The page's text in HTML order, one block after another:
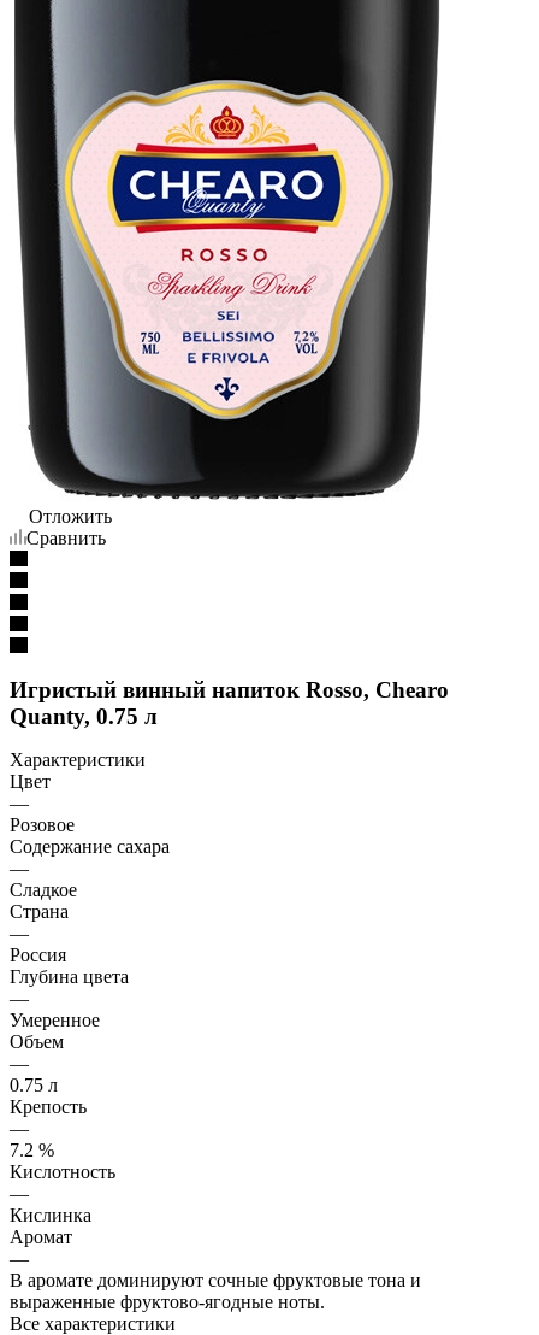
Отложить
Сравнить
Игристый винный напиток Rosso, Chearo
Quanty, 0.75 л
Характеристики
Цвет
—
Розовое
Содержание сахара
—
Сладкое
Страна
—
Россия
Глубина цвета
—
Умеренное
Объем
—
0.75 л
Крепость
—
7.2 %
Кислотность
—
Кислинка
Аромат
—
В аромате доминируют сочные фруктовые тона и
выраженные фруктово-ягодные ноты.
Все характеристики